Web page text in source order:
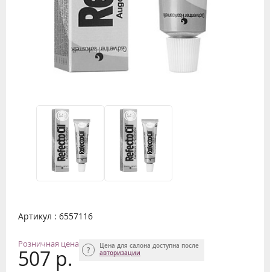
Артикул : 6557116
Розничная цена
507 р.
Цена для салона доступна после
авторизации